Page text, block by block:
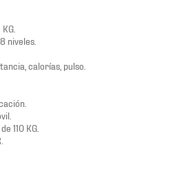
niveles.
calorías, pulso.
110 KG.